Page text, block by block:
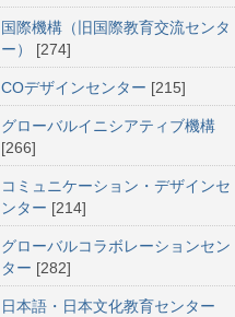
国際機構（旧国際教育交流センタ
ー） [274]
COデザインセンター [215]
グローバルイニシアティブ機構
[266]
コミュニケーション・デザインセ
ンター [214]
グローバルコラボレーションセン
ター [282]
日本語・日本文化教育センター